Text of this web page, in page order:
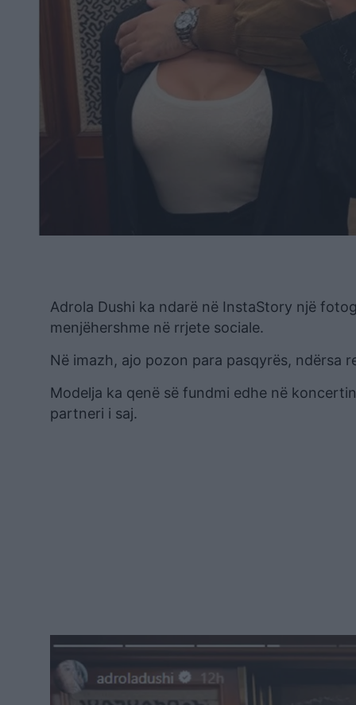
Adrola Dushi ka ndarë në InstaStory një
menjëhershme në rrjete sociale.
Në imazh, ajo pozon para pasqyrës, ndërsa
Modelja ka qenë së fundmi edhe në
partneri i saj.